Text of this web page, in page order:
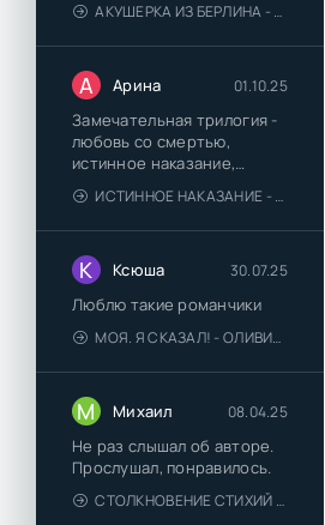
АКУШЕРКА ИЗ БЕРЛИНА - АННА СТЮАРТ
А Арина 01.10.25
Замечательная трилогия -
любовь со смертью,
истинное наказание,
любимая для монстра -
понравились
ИСТИННОЕ НАКАЗАНИЕ - ОЛЬГА ГУСЕЙНОВА
К Ксюша 30.07.25
Люблю такие романчики
МОЯ. Я СКАЗАЛ! - ОЛИВИЯ ЛЕЙК
М Михаил 08.04.25
Не раз слышал об авторе.
Прослушал, понравилось.
СТОЛКНОВЕНИЕ СТИХИЙ - ВАЛЕРИЙ ГУМИНСКИЙ